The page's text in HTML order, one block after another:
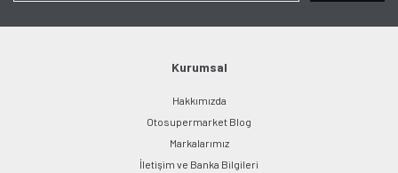
Bu ürüne benzer farklı alternatifler olmalı.
Kurumsal
Hakkımızda
Otosupermarket Blog
Markalarımız
İletişim ve Banka Bilgileri